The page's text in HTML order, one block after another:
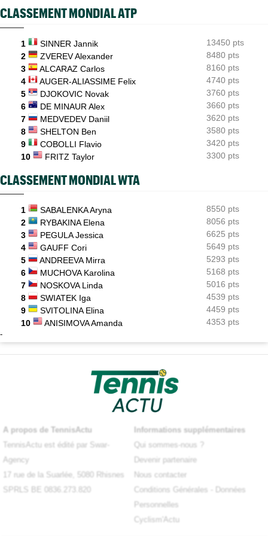
INTERVIEW
06/08
WTA - Toronto
Aryna Sabalenka propose... des conférences de presse façon F1
CLASSEMENT MONDIAL ATP
1 SINNER Jannik
13450 pts
2
ZVEREV Alexander
8480 pts
3
ALCARAZ Carlos
8160 pts
4
AUGER-ALIASSIME Felix
4740 pts
5
DJOKOVIC Novak
3760 pts
6
DE MINAUR Alex
3660 pts
7
MEDVEDEV Daniil
3620 pts
8
SHELTON Ben
3580 pts
9
COBOLLI Flavio
3420 pts
10
FRITZ Taylor 3300 pts
CLASSEMENT MONDIAL WTA
1 SABALENKA Aryna
8550 pts
2
RYBAKINA Elena
8056 pts
3
PEGULA Jessica
6625 pts
4
GAUFF Cori
5649 pts
5
ANDREEVA Mirra
5293 pts
6
MUCHOVA Karolina
5168 pts
7
NOSKOVA Linda
5016 pts
8
SWIATEK Iga
4539 pts
9
SVITOLINA Elina
4459 pts
10
ANISIMOVA Amanda 4353 pts
-
A propos de TennisActu
TennisActu est édité par Swar-
Agency
17 rue de la Suarlée, 5080 Rhisnes
SPRLS BE 0836.273.820
Informations supplémentaires
Qui sommes-nous ?
Devenir partenaire
Nous contacter
Conditions Générales
Données
Personnelles
Cyclism'Actu